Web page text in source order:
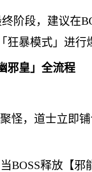
阶段，建议在
狂暴模式」进行
邪皇」全流程
怪，道士立即
BOSS释放【邪